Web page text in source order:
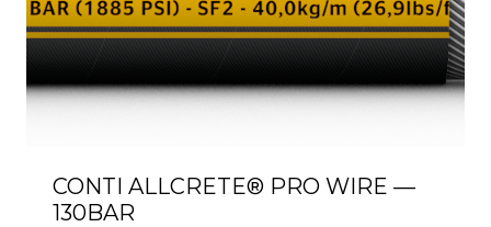
CONTI ALLCRETE® PRO WIRE —
130BAR